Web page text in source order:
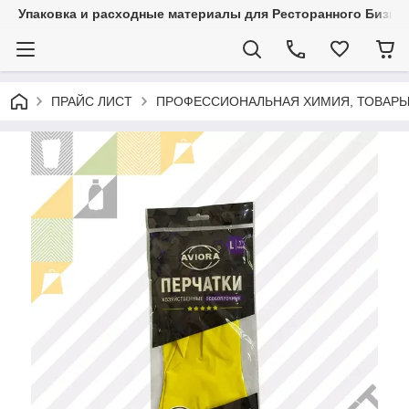
Упаковка и расходные материалы для Ресторанного
ПРАЙС ЛИСТ ПРОФЕССИОНАЛЬНАЯ ХИМИЯ,